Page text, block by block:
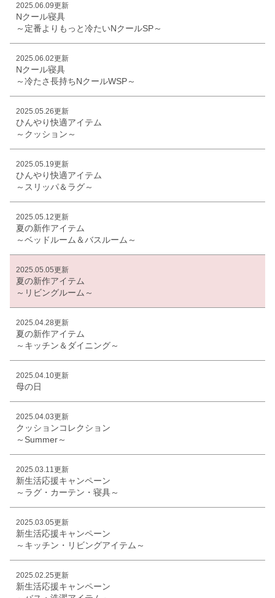
2025.06.09更新
Nクール寝具
～定番よりもっと冷たいNクールSP～
2025.06.02更新
Nクール寝具
～冷たさ長持ちNクールWSP～
2025.05.26更新
ひんやり快適アイテム
～クッション～
2025.05.19更新
ひんやり快適アイテム
～スリッパ＆ラグ～
2025.05.12更新
夏の新作アイテム
～ベッドルーム＆バスルーム～
2025.05.05更新
夏の新作アイテム
～リビングルーム～
2025.04.28更新
夏の新作アイテム
～キッチン＆ダイニング～
2025.04.10更新
母の日
2025.04.03更新
クッションコレクション
～Summer～
2025.03.11更新
新生活応援キャンペーン
～ラグ・カーテン・寝具～
2025.03.05更新
新生活応援キャンペーン
～キッチン・リビングアイテム～
2025.02.25更新
新生活応援キャンペーン